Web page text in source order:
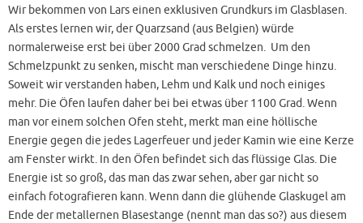
Wir bekommen von Lars einen exklusiven Grundkurs im Glasblasen.
Als erstes lernen wir, der Quarzsand (aus Belgien) würde
normalerweise erst bei über 2000 Grad schmelzen. Um den
Schmelzpunkt zu senken, mischt man verschiedene Dinge hinzu.
Soweit wir verstanden haben, Lehm und Kalk und noch einiges
mehr. Die Öfen laufen daher bei bei etwas über 1100 Grad. Wenn
man vor einem solchen Ofen steht, merkt man eine höllische
Energie gegen die jedes Lagerfeuer und jeder Kamin wie eine Kerze
am Fenster wirkt. In den Öfen befindet sich das flüssige Glas. Die
Energie ist so groß, das man das zwar sehen, aber gar nicht so
einfach fotografieren kann. Wenn dann die glühende Glaskugel am
Ende der metallernen Blasestange (nennt man das so?) aus diesem